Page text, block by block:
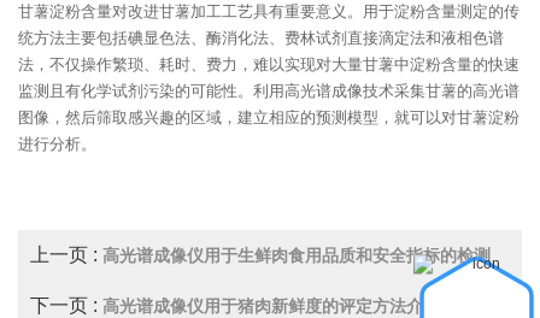
甘薯淀粉含量对改进甘薯加工工艺具有重要意义。用于淀粉含量测定的传
统方法主要包括碘显色法、酶消化法、费林试剂直接滴定法和液相色谱
法，不仅操作繁琐、耗时、费力，难以实现对大量甘薯中淀粉含量的快速
监测且有化学试剂污染的可能性。利用高光谱成像技术采集甘薯的高光谱
图像，然后筛取感兴趣的区域，建立相应的预测模型，就可以对甘薯淀粉
进行分析。
上一页 : 高光谱成像仪用于生鲜肉食用品质和安全指标的检测
下一页 : 高光谱成像仪用于猪肉新鲜度的评定方法介绍